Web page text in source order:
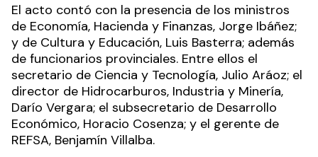
El acto contó con la presencia de los ministros
de Economía, Hacienda y Finanzas, Jorge Ibáñez;
y de Cultura y Educación, Luis Basterra; además
de funcionarios provinciales. Entre ellos el
secretario de Ciencia y Tecnología, Julio Aráoz; el
director de Hidrocarburos, Industria y Minería,
Darío Vergara; el subsecretario de Desarrollo
Económico, Horacio Cosenza; y el gerente de
REFSA, Benjamín Villalba.